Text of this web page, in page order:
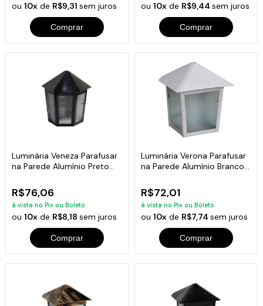
ou10x de R$9,31sem juros
Comprar
ou 10xde R$9,44 sem juros
Comprar
Luminária Veneza Parafusar
na Parede Alumínio Preto
R$76,06
à vista no Pix ou Boleto
ou10x de R$8,18sem juros
Comprar
Luminária Verona Parafusar
na Parede Alumínio Branco
R$72,01
à vista no Pix ou Boleto
ou 10xde R$7,74 sem juros
Comprar